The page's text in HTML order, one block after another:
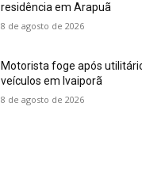
residência em Arapuã
8 de agosto de 2026
Motorista foge após
veículos em Ivaiporã
8 de agosto de 2026